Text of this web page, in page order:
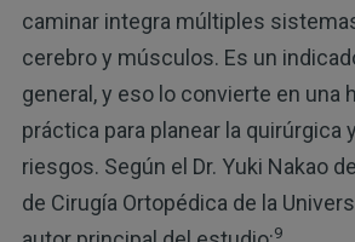
caminar integra múltiples
cerebro y músculos. Es un
general, y eso lo convierte en una
práctica para planear la quirúrgica
riesgos. Según el Dr. Yuki Nakao
de Cirugía Ortopédica de la
9